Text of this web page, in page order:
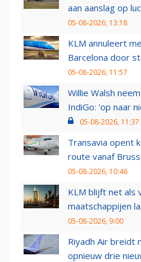
aan aanslag op
05-08-2026, 13:18
KLM annuleert
Barcelona door
05-08-2026, 11:57
Willie Walsh
IndiGo: 'op naar
05-08-2026, 11:37
Transavia opent
route vanaf
05-08-2026, 10:46
KLM blijft net als
maatschappijen
05-08-2026, 9:00
Riyadh Air breidt
opnieuw drie